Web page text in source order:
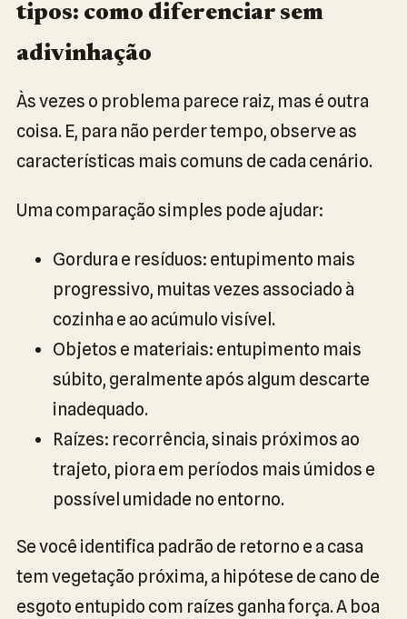
tipos: como diferenciar sem
adivinhação
Às vezes o problema parece raiz, mas é outra
coisa. E, para não perder tempo, observe as
características mais comuns de cada cenário.
Uma comparação simples pode ajudar:
Gordura e resíduos: entupimento mais
progressivo, muitas vezes associado à
cozinha e ao acúmulo visível.
Objetos e materiais: entupimento mais
súbito, geralmente após algum descarte
inadequado.
Raízes: recorrência, sinais próximos ao
trajeto, piora em períodos mais úmidos e
possível umidade no entorno.
Se você identifica padrão de retorno e a casa
tem vegetação próxima, a hipótese de cano de
esgoto entupido com raízes ganha força. A boa